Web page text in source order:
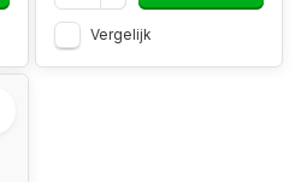
Vergelijk